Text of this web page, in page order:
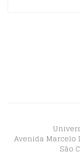
Avenida Marcelo
São